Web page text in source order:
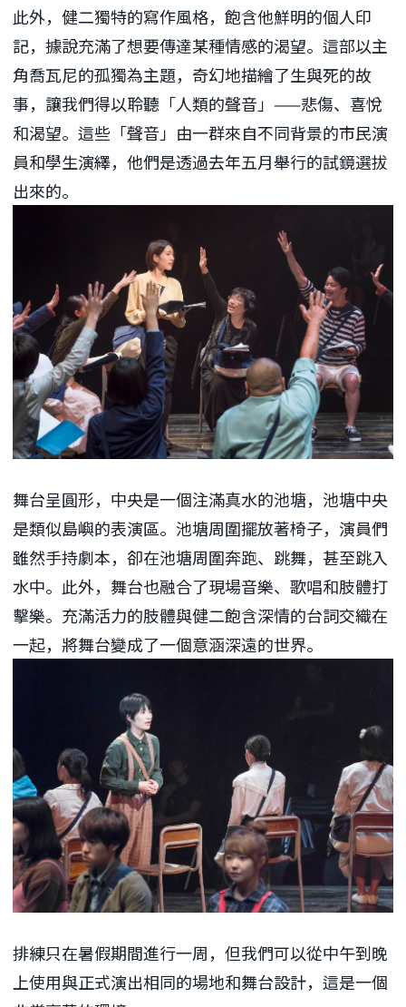
此外，健二獨特的寫作風格，飽含他鮮明的個人印
記，據說充滿了想要傳達某種情感的渴望。這部以主
角喬瓦尼的孤獨為主題，奇幻地描繪了生與死的故
事，讓我們得以聆聽「人類的聲音」——悲傷、喜悅
和渴望。這些「聲音」由一群來自不同背景的市民演
員和學生演繹，他們是透過去年五月舉行的試鏡選拔
出來的。
舞台呈圓形，中央是一個注滿真水的池塘，池塘中央
是類似島嶼的表演區。池塘周圍擺放著椅子，演員們
雖然手持劇本，卻在池塘周圍奔跑、跳舞，甚至跳入
水中。此外，舞台也融合了現場音樂、歌唱和肢體打
擊樂。充滿活力的肢體與健二飽含深情的台詞交織在
一起，將舞台變成了一個意涵深遠的世界。
排練只在暑假期間進行一周，但我們可以從中午到晚
上使用與正式演出相同的場地和舞台設計，這是一個